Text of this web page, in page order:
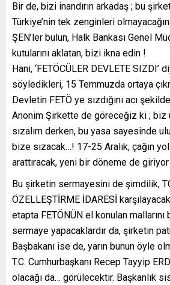
Bir de, bizi inandırın arkadaş ; bu
Türkiye’nin tek zenginleri
ŞEN’ler bulun, Halk Bankası Genel
kutularını aklatan, bizi ikna edin !
Hani, ‘FETÖCÜLER DEVLETE SIZDI’
söyledikleri, 15 Temmuzda ortaya
Devletin FETÖ ye sızdığını acı
Anonim Şirkette de göreceğiz ki ; biz
sızalım derken, bu yasa sayesinde
bize sızacak…! 17-25 Aralık, çağın
arattıracak, yeni bir döneme de
Bu şirketin sermayesini de şimdilik,
ÖZELLEŞTİRME İDARESİ
etapta FETÖNÜN el konulan
sermaye yapacaklardır da, şirketin
Başbakanı ise de, yarın bunun öyle
T.C. Cumhurbaşkanı Recep Tayyip
olacağı da… görülecektir. Başkanlık